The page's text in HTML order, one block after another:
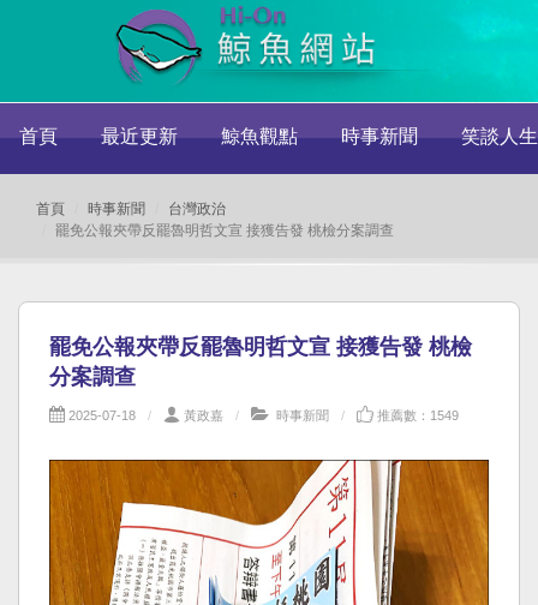
首頁 最近更新 鯨魚觀點 時事新聞 笑談人生
首頁 時事新聞
台灣政治
罷免公報夾帶反罷魯明哲文宣 接獲告發 桃檢分案調查
罷免公報夾帶反罷魯明哲文宣 接獲告發 桃檢
分案調查
2025-07-18 黃政嘉 時事新聞 推薦數：1549